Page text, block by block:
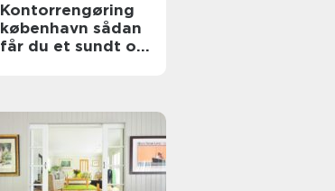
Kontorrengøring
københavn sådan
får du et sundt og